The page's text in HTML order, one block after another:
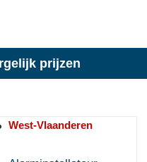
prijzen
West-Vlaanderen